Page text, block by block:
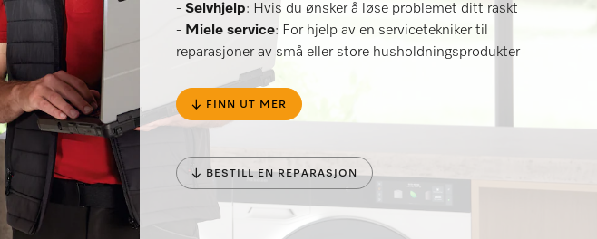
- Selvhjelp: Hvis du ønsker å løse problemet ditt raskt
- Miele service: For hjelp av en servicetekniker til
reparasjoner av små eller store husholdningsprodukter
↓ FINN UT MER
↓ BESTILL EN REPARASJON